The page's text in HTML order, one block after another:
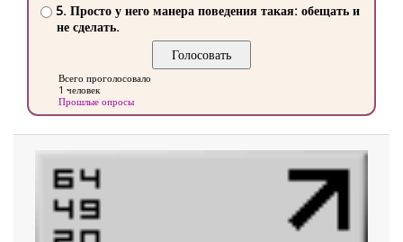
5. Просто у него манера поведения такая: обещать и
не сделать.
Всего проголосовало
1 человек
Прошлые опросы